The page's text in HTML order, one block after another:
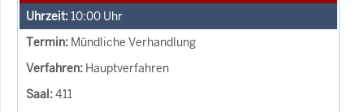
10:00 Uhr
Mündliche Verhandlung
Hauptverfahren
411